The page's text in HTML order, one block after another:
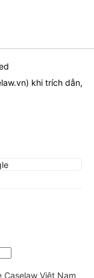
) khi trích dẫn,
Caselaw Việt Nam